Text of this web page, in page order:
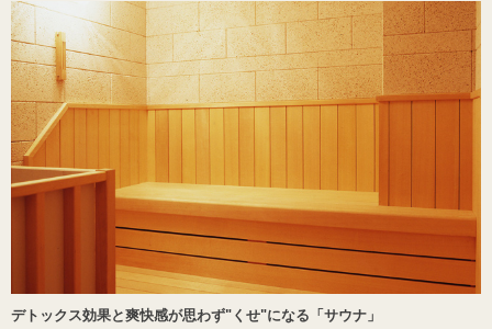
デトックス効果と爽快感が思わず"くせ"になる「サウナ」